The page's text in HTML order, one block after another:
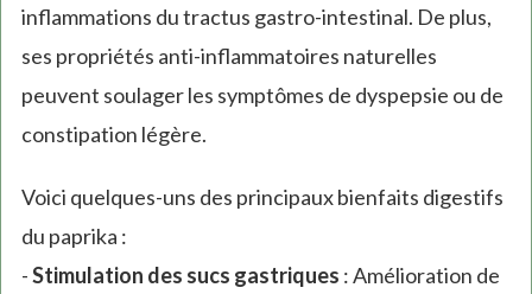
inflammations du tractus gastro-intestinal. De plus,
ses propriétés anti-inflammatoires naturelles
peuvent soulager les symptômes de dyspepsie ou de
constipation légère.
Voici quelques-uns des principaux bienfaits digestifs
du paprika :
-Stimulation des sucs gastriques : Amélioration de